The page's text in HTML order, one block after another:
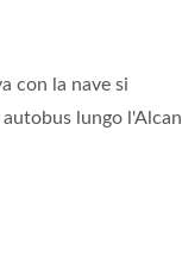
con la nave si
lungo l'Alcan